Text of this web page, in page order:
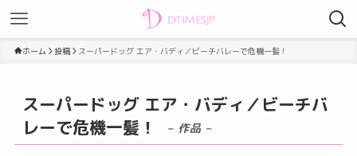
ホーム 投稿 スーパードッグ エア・バディ／ビーチバレーで危機一髪！
スーパードッグ エア・バディ／ビーチバ
レーで危機一髪！
– 作品 –